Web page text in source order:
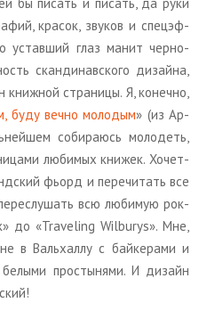
кра­сок, зву­ков и спе­ц­эф­
устав­ший глаз манит черно-
скан­ди­нав­ско­го ди­зай­на,
стра­ни­цы. Я, ко­неч­но,
буду вечно мо­ло­дым» (из Ар­
со­би­ра­юсь мо­ло­деть,
лю­би­мых кни­жек. Хо­чет­
фьорд и пе­ре­чи­тать все
всю лю­би­мую рок-
до «Traveling Wilburys». Мне,
в Валь­хал­лу с бай­ке­ра­ми и
про­сты­ня­ми. И ди­зайн